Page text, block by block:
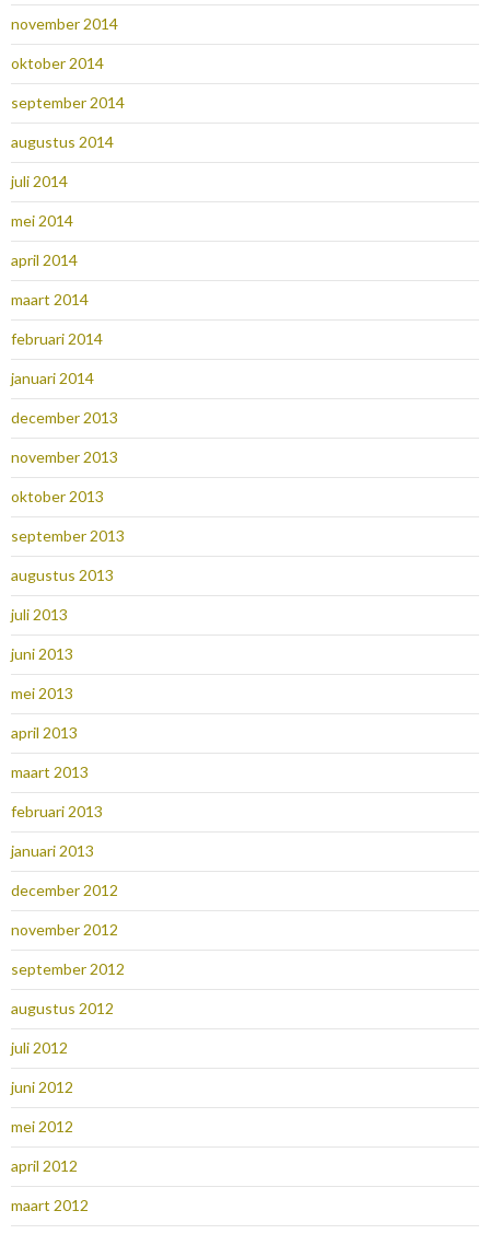
november 2014
oktober 2014
september 2014
augustus 2014
juli 2014
mei 2014
april 2014
maart 2014
februari 2014
januari 2014
december 2013
november 2013
oktober 2013
september 2013
augustus 2013
juli 2013
juni 2013
mei 2013
april 2013
maart 2013
februari 2013
januari 2013
december 2012
november 2012
september 2012
augustus 2012
juli 2012
juni 2012
mei 2012
april 2012
maart 2012